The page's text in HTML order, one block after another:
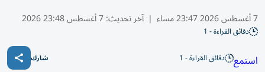
7 أغسطس 2026 23:47 مساء | آخر تحديث:7 أغسطس 23:48 2026
دقائق القراءة - 1
استمع دقائق القراءة - 1 شارك